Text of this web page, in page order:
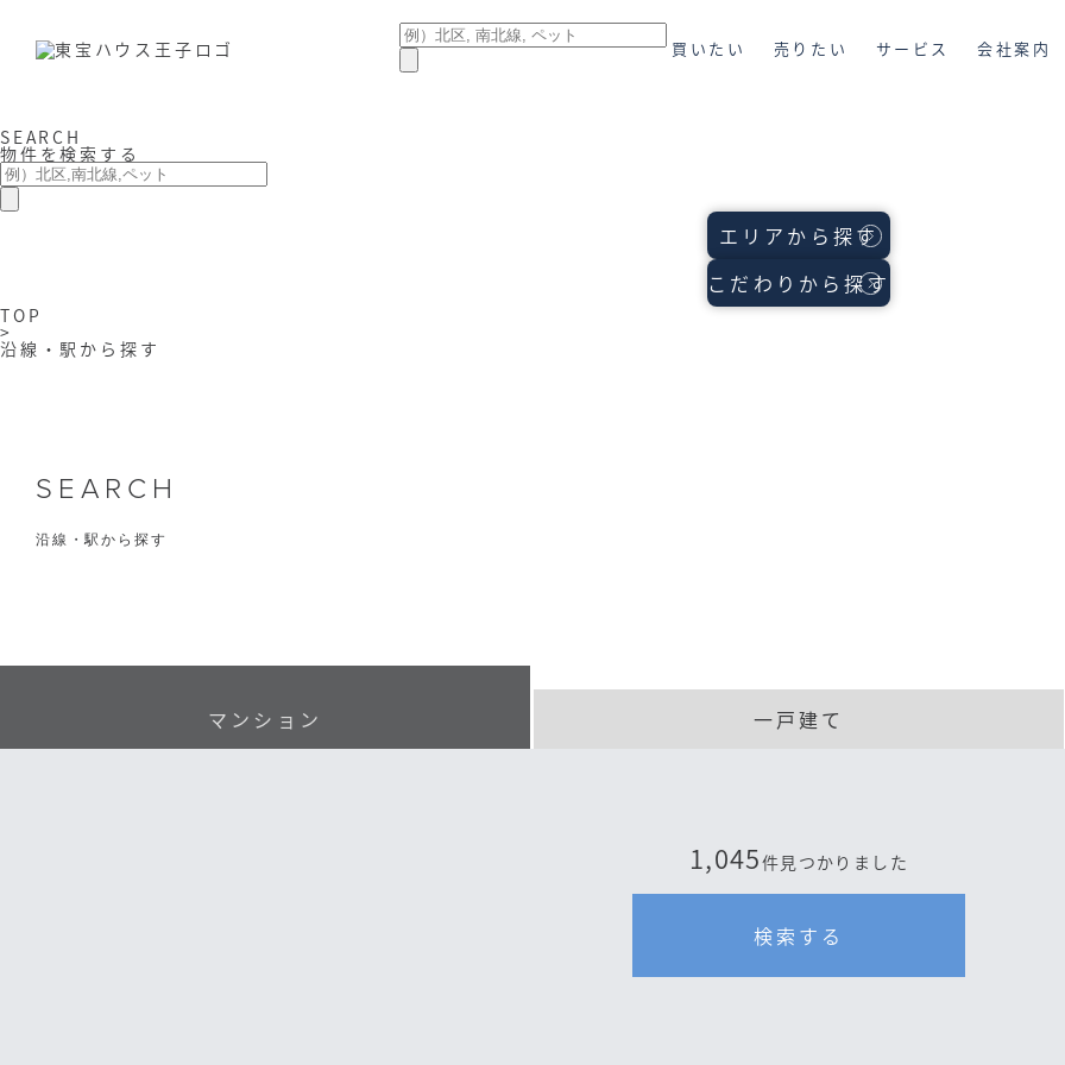
買いたい
新着物件から探す
エリアから探す
学区から探す
地図から探す
売りたい
不動産売却について
無料売却査定
サービス
未来カレンダー
購入までの流れ
会社案内
スタッフ一覧
グループ案内
SEARCH
物件を検索する
エリアから探す
こだわりから探す
TOP
>
沿線・駅から探す
SEARCH
沿線・駅から探す
マンション 一戸建て
1,045件見つかりました
検索する